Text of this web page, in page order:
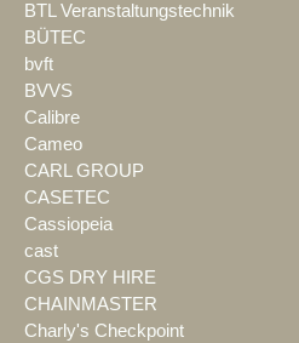
BTL Veranstaltungstechnik
BÜTEC
bvft
BVVS
Calibre
Cameo
CARL GROUP
CASETEC
Cassiopeia
cast
CGS DRY HIRE
CHAINMASTER
Charly's Checkpoint